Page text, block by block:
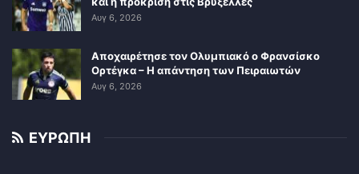
Αυγ 6, 2026
Αποχαιρέτησε τον Ολυμπιακό ο Φρανσίσκο
Ορτέγκα – Η απάντηση των Πειραιωτών
Αυγ 6, 2026
ΕΥΡΩΠΗ